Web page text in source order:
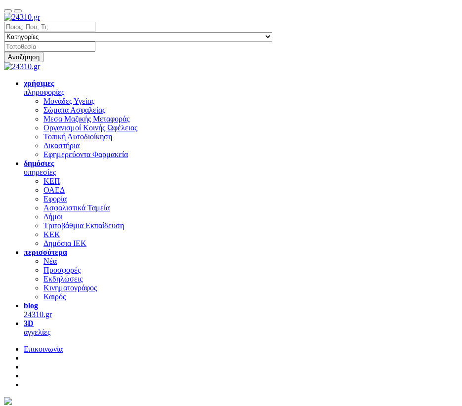
Αναζήτηση
χρήσιμες
πληροφορίες
Μονάδες Υγείας
Σώματα Ασφαλείας
Μεσα Μαζικής Μεταφοράς
Οργανισμοί Κοινής Ωφέλειας
Τοπική Αυτοδιοίκηση
Δικαστήρια
Εφημερεύοντα Φαρμακεία
δημόσιες
υπηρεσίες
ΚΕΠ
ΟΑΕΔ
Εφορία
Ασφαλιστικά Ταμεία
Δήμοι
Τριτοβάθμια Εκπαίδευση
ΚΕΚ
Δημόσια ΙΕΚ
περισσότερα
Νέα
Προσφορές
Εκδηλώσεις
Κινηματογράφος
Καιρός
blog
24310.gr
3D
αγγελίες
Επικοινωνία